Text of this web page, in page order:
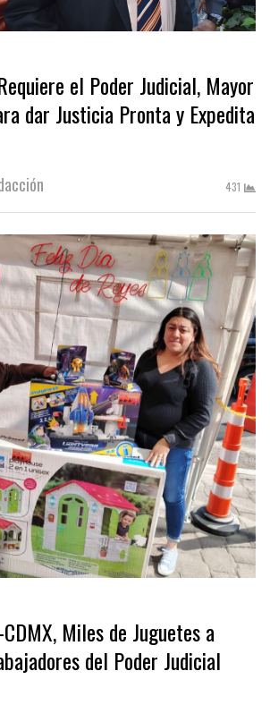
el Poder Judicial, Mayor
dar Justicia Pronta y Expedita
431
Miles de Juguetes a
del Poder Judicial